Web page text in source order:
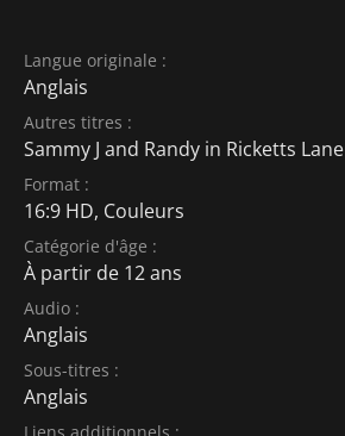
Langue originale :
Anglais
Autres titres :
Sammy J and Randy in Ricketts Lane
Format :
16:9 HD, Couleurs
Catégorie d'âge :
À partir de 12 ans
Audio :
Anglais
Sous-titres :
Anglais